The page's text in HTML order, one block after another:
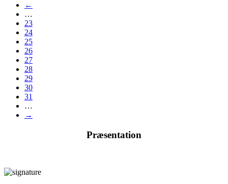
←
…
23
24
25
26
27
28
29
30
31
…
→
Præsentation